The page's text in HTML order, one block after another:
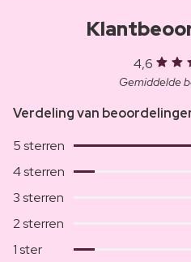
4,6
Gemiddelde
Verdeling van
5 sterren
4 sterren
3 sterren
2 sterren
1 ster